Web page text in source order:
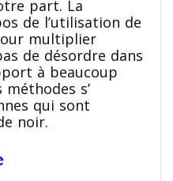
part. La
de l’utilisation de
multiplier
de désordre dans
à beaucoup
méthodes s’
qui sont
noir.